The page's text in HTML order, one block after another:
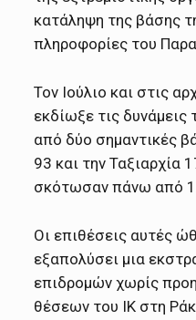
κατάληψη της βάσης
πληροφορίες του
Τον Ιούλιο και στις
εκδίωξε τις
από δύο σημαντικές
93 και την Ταξιαρχία
σκότωσαν πάνω από
Οι επιθέσεις αυτές
εξαπολύσει μια
επιδρομών χωρίς
θέσεων του ΙΚ στη